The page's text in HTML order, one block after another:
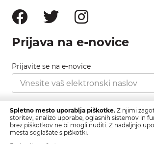
Prijava na e-novice
Prijavite se na e-novice
Strinjam se s pravilnikom
tukaj.
Spletno mesto uporablja piškotke. Z njimi
storitev, analizo uporabe, oglasnih sistemov in
brez piškotkov ne bi mogli nuditi. Z nadaljnjo
mesta soglašate s piškotki.